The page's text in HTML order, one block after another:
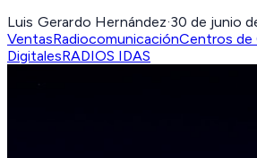
Luis Gerardo Hernández·30 de junio
VentasRadiocomunicaciónCentros de
DigitalesRADIOS IDAS